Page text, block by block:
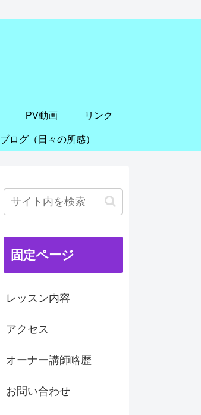
PV動画 リンク
ブログ（日々の所感）
固定ページ
レッスン内容
アクセス
オーナー講師略歴
お問い合わせ